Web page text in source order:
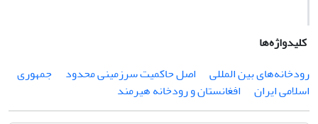
کلیدواژه‌ها
رودخانه‌های بین المللی
اصل حاکمیت سرزمینی محدود
جمهوری
اسلامی ایران
افغانستان و رودخانه هیرمند